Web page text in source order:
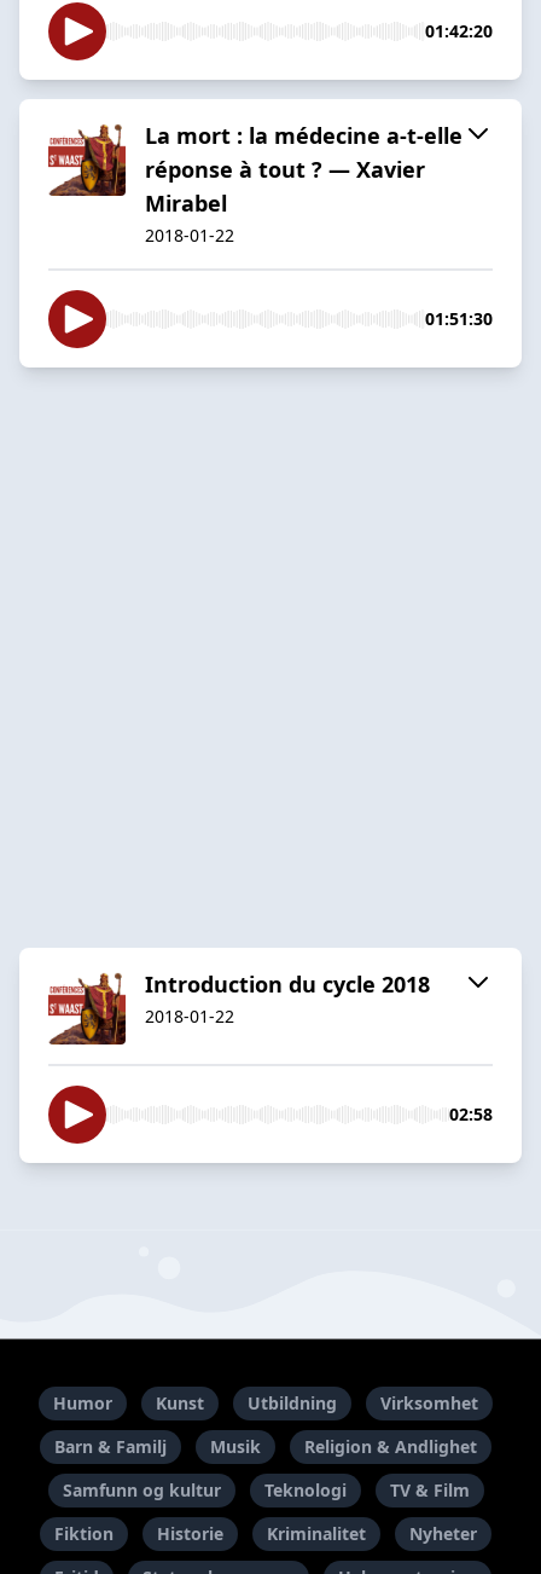
01:42:20
La mort : la médecine a-t-elle
réponse à tout ? — Xavier
Mirabel
2018-01-22
01:51:30
Introduction du cycle 2018
2018-01-22
02:58
Humor Kunst Utbildning
Virksomhet
Barn & Familj
Musik
Religion & Andlighet
Samfunn og kultur
Teknologi
TV & Film
Fiktion
Historie Kriminalitet
Nyheter